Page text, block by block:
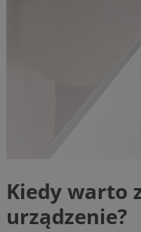
Kiedy warto
urządzenie?